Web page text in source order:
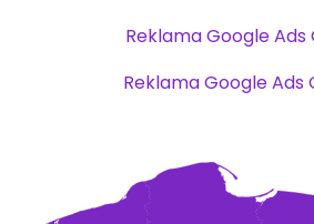
Reklama Google Ads
Reklama Google Ads